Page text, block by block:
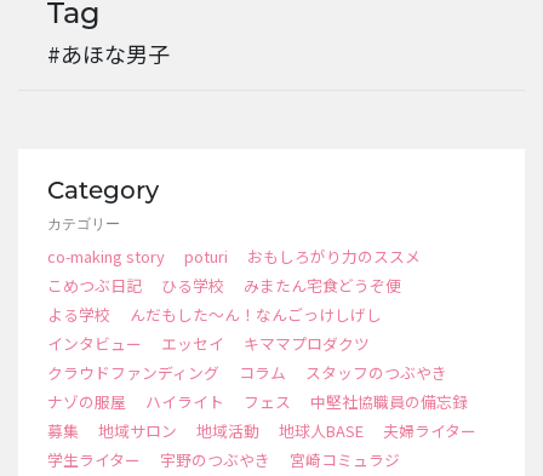
Tag
#あほな男子
Category
カテゴリー
co-making story poturi
おもしろがり力のススメ
こめつぶ日記
ひる学校
みまたん宅食どうぞ便
よる学校
んだもした～ん！なんごっけしげし
インタビュー
エッセイ
キママプロダクツ
クラウドファンディング
コラム
スタッフのつぶやき
ナゾの服屋
ハイライト フェス
中堅社協職員の備忘録
募集
地域サロン 地域活動 地球人BASE
夫婦ライター
学生ライター
宇野のつぶやき
宮崎コミュラジ